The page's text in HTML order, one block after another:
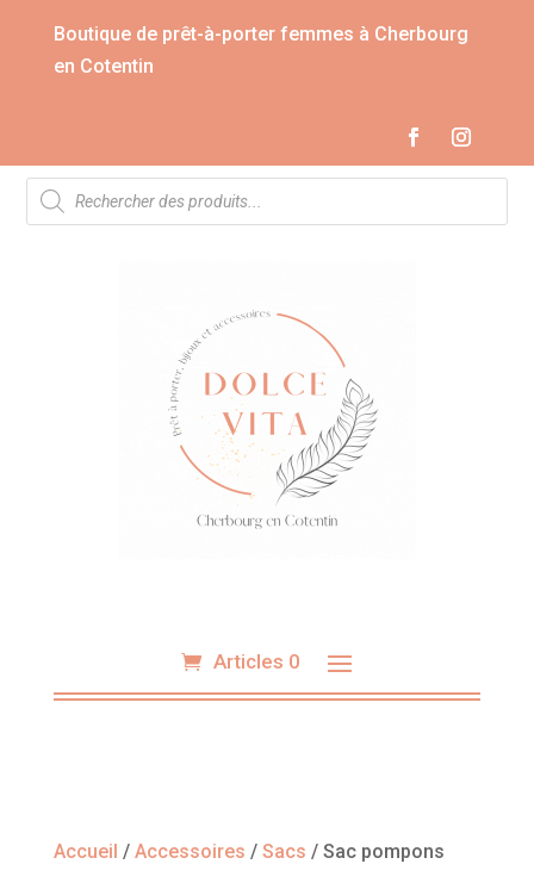
Boutique de prêt-à-porter femmes à Cherbourg
en Cotentin
Recherche
de
produits
Articles 0
Accueil / Accessoires / Sacs / Sac pompons